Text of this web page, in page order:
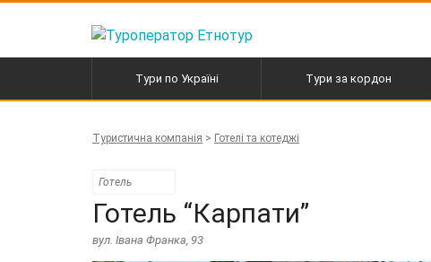
Тури по Україні
Екскурсійні тури
Тури за кордон
Туристична компанія > Готелі та котеджі
Готель
Готель “Карпати”
вул. Івана Франка, 93